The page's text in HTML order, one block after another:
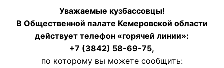
Уважаемые кузбассовцы!
В Общественной палате Кемеровской области
действует телефон «горячей линии»:
+7 (3842) 58-69-75,
по которому вы можете сообщить: